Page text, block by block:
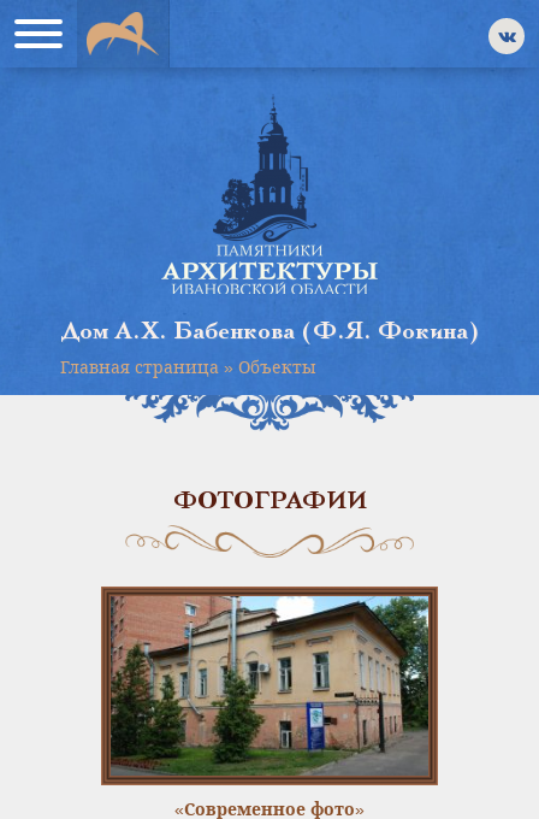
Дом А.Х. Бабенкова (Ф.Я. Фокина)
Главная страница» Объекты
ФОТОГРАФИИ
«Современное фото»